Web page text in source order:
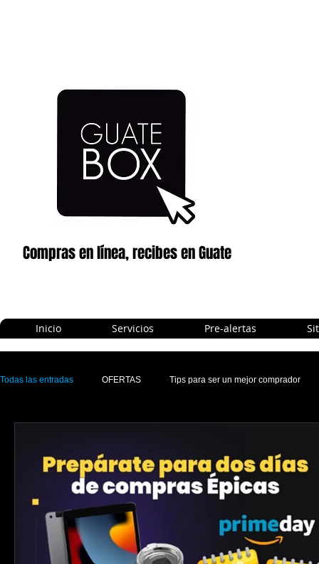
Compras en línea, recibes en Guate
Inicio Servicios Pre-alertas
Todas las entradas OFERTAS Tips para ser un mejor comprador